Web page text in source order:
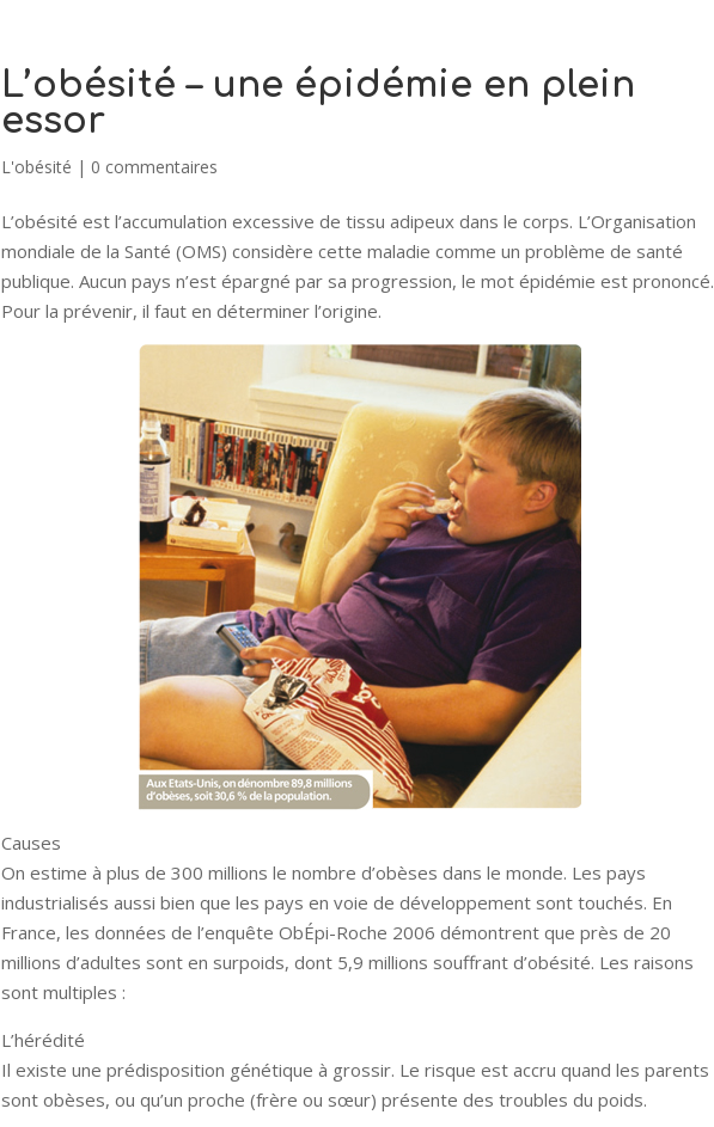
L’obésité – une épidémie en plein
essor
L'obésité | 0 commentaires
L’obésité est l’accumulation excessive de tissu adipeux dans le corps. L’Organisation
mondiale de la Santé (OMS) considère cette maladie comme un problème de santé
publique. Aucun pays n’est épargné par sa progression, le mot épidémie est prononcé.
Pour la prévenir, il faut en déterminer l’origine.
Causes
On estime à plus de 300 millions le nombre d’obèses dans le monde. Les pays
industrialisés aussi bien que les pays en voie de développement sont touchés. En
France, les données de l’enquête ObÉpi-Roche 2006 démontrent que près de 20
millions d’adultes sont en surpoids, dont 5,9 millions souffrant d’obésité. Les raisons
sont multiples :
L’hérédité
Il existe une prédisposition génétique à grossir. Le risque est accru quand les parents
sont obèses, ou qu’un proche (frère ou sœur) présente des troubles du poids.